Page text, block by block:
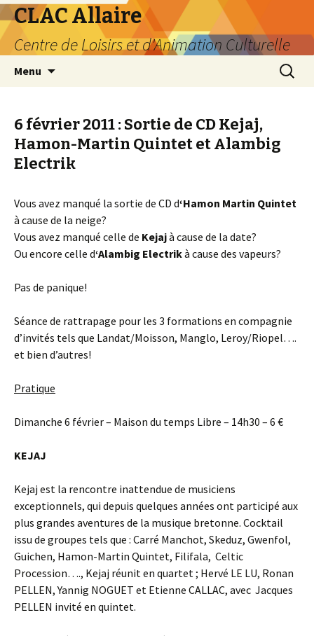
CLAC Allaire
Centre de Loisirs et d'Animation Culturelle
Menu
6 février 2011 : Sortie de CD Kejaj,
Hamon-Martin Quintet et Alambig
Electrik
Vous avez manqué la sortie de CD d‘Hamon Martin Quintet
à cause de la neige?
Vous avez manqué celle de Kejajà cause de la date?
Ou encore celle d‘Alambig Electrikà cause des vapeurs?
Pas de panique!
Séance de rattrapage pour les 3 formations en compagnie
d’invités tels que Landat/Moisson, Manglo, Leroy/Riopel….
et bien d’autres!
Pratique
Dimanche 6 février – Maison du temps Libre – 14h30 – 6 €
KEJAJ
Kejaj est la rencontre inattendue de musiciens
exceptionnels, qui depuis quelques années ont participé aux
plus grandes aventures de la musique bretonne. Cocktail
issu de groupes tels que : Carré Manchot, Skeduz, Gwenfol,
Guichen, Hamon-Martin Quintet, Filifala, Celtic
Procession…., Kejaj réunit en quartet ; Hervé LE LU, Ronan
PELLEN, Yannig NOGUET et Etienne CALLAC, avec Jacques
PELLEN invité en quintet.